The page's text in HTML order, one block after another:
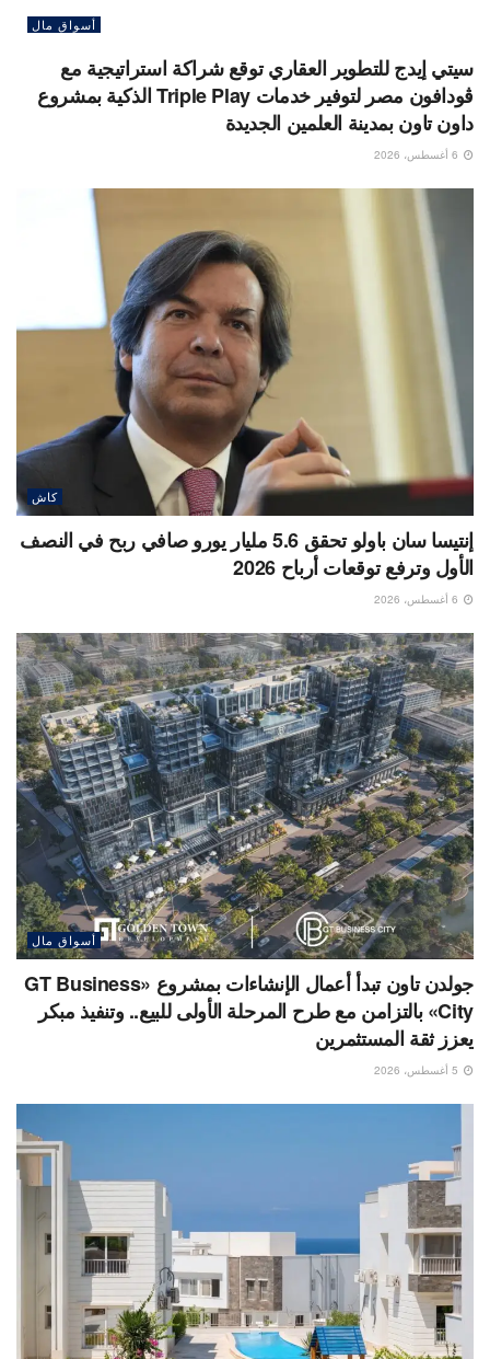
أسواق مال
سيتي إيدج للتطوير العقاري توقع شراكة استراتيجية مع
ڤودافون مصر لتوفير خدمات Triple Play الذكية بمشروع
داون تاون بمدينة العلمين الجديدة
كاش
إنتيسا سان باولو تحقق 5.6 مليار يورو صافي ربح في النصف
الأول وترفع توقعات أرباح 2026
أسواق مال
جولدن تاون تبدأ أعمال الإنشاءات بمشروع «GT Business
City» بالتزامن مع طرح المرحلة الأولى للبيع.. وتنفيذ مبكر
يعزز ثقة المستثمرين